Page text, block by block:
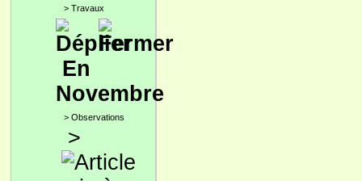
> Travaux
En
Novembre
> Observations
>